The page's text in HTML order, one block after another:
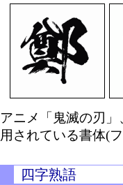
アニメ「鬼滅の刃
用されている書体(
四字熟語